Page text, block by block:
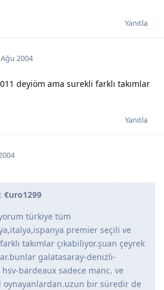
Yanıtla
2004
deyiöm ama surekli farklı takımlar
Yanıtla
€uro1299
türkiye tüm
premier seçili ve
takımlar çıkabiliyor.şuan çeyrek
galatasaray-denizli-
bardeaux sadece manc. ve
oynayanlardan.uzun bir süredir de